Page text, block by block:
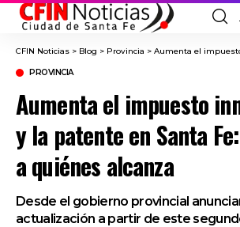
CFIN Noticias > Blog > Provincia > Aumenta el impuesto inmobiliario y la
PROVINCIA
Aumenta el impuesto
y la patente en Santa
a quiénes alcanza
Desde el gobierno provincial
actualización a partir de este